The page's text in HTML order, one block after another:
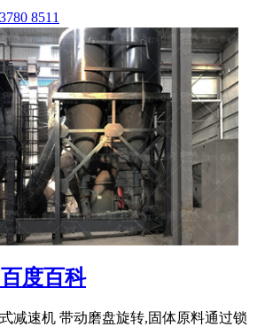
8511
度百科
减速机 带动磨盘旋转,固体原料通过锁